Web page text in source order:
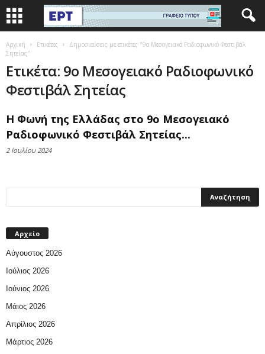
Αρχική Ετικέτες
Δημοσιεύσεις με ετικέτες "9ο Μεσογειακό Ραδιοφωνικό Φεστιβάλ
Σητείας"
Ετικέτα: 9ο Μεσογειακό Ραδιοφωνικό
Φεστιβάλ Σητείας
Η Φωνή της Ελλάδας στο 9ο Μεσογειακό
Ραδιοφωνικό Φεστιβάλ Σητείας...
2 Ιουλίου 2024
Αρχείο
Αύγουστος 2026
Ιούλιος 2026
Ιούνιος 2026
Μάιος 2026
Απρίλιος 2026
Μάρτιος 2026